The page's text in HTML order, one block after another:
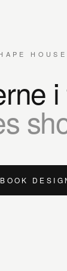
BOOK